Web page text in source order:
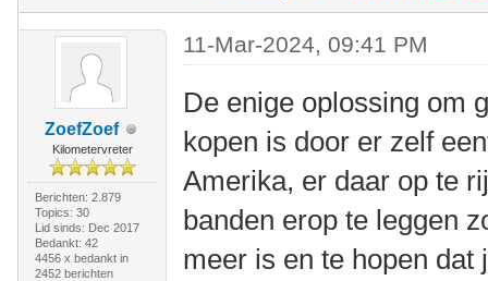
ZoefZoef
Kilometervreter
Berichten: 2.879
Topics: 30
Lid sinds: Dec 2017
Bedankt: 42
4456 x bedankt in
2452 berichten
11-Mar-2024, 09:41 PM
De enige oplossing om
kopen is door er zelf
Amerika, er daar op te
banden erop te leggen
meer is en te hopen dat